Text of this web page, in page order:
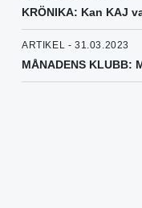
KRÖNIKA: Kan KAJ
ARTIKEL - 31.03.2023
MÅNADENS KLUBB: